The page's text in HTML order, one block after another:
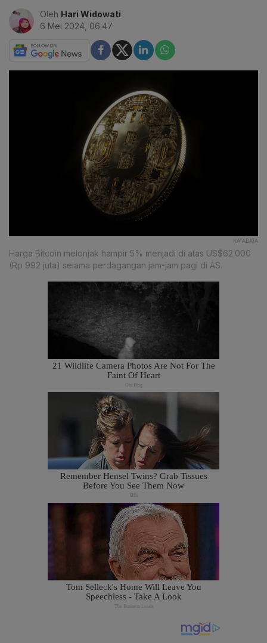
Oleh Hari Widowati
6 Mei 2024, 06:47
KATADATA
Harga Bitcoin melonjak hampir 5% menjadi di atas US$62.000
(Rp 992 juta) selama perdagangan jam-jam pagi di AS.